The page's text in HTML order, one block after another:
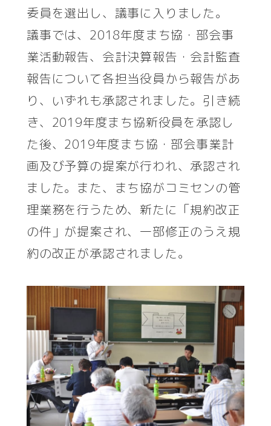
委員を選出し、議事に入りました。
議事では、2018年度まち協・部会事
業活動報告、会計決算報告・会計監査
報告について各担当役員から報告があ
り、いずれも承認されました。引き続
き、2019年度まち協新役員を承認し
た後、2019年度まち協・部会事業計
画及び予算の提案が行われ、承認され
ました。また、まち協がコミセンの管
理業務を行うため、新たに「規約改正
の件」が提案され、一部修正のうえ規
約の改正が承認されました。